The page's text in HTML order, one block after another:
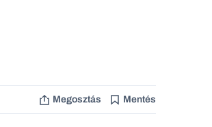
Megosztás Mentés